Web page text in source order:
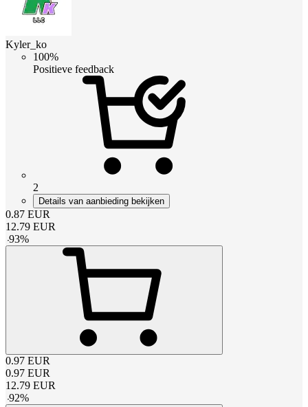
Kyler_ko
100%
Positieve feedback
2
Details van aanbieding bekijken
0.87 EUR
12.79 EUR
-93%
0.97 EUR
0.97 EUR
12.79 EUR
-92%